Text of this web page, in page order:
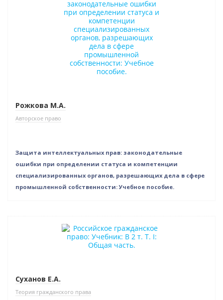
Рожкова М.А.
Авторское право
Защита интеллектуальных прав: законодательные
ошибки при определении статуса и компетенции
специализированных органов, разрешающих дела в сфере
промышленной собственности: Учебное пособие.
Нет в наличии
Суханов Е.А.
Теория гражданского права